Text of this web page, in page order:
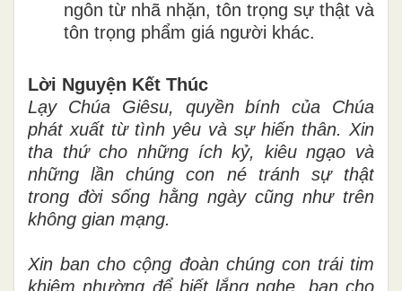
ngôn từ nhã nhặn, tôn trọng sự thật và
tôn trọng phẩm giá người khác.
Lời Nguyện Kết Thúc
Lạy Chúa Giêsu, quyền bính của Chúa
phát xuất từ tình yêu và sự hiến thân. Xin
tha thứ cho những ích kỷ, kiêu ngạo và
những lần chúng con né tránh sự thật
trong đời sống hằng ngày cũng như trên
không gian mạng.
Xin ban cho cộng đoàn chúng con trái tim
khiêm nhường để biết lắng nghe, ban cho